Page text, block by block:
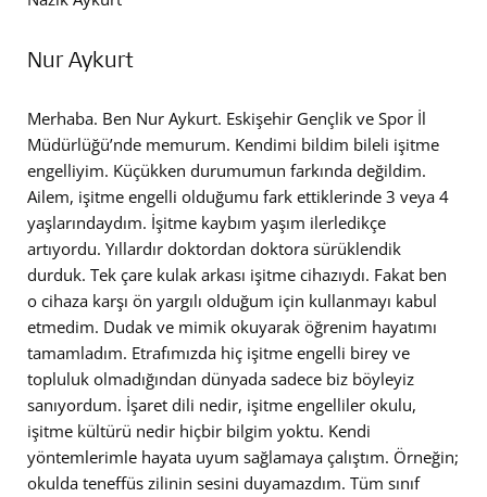
Nur Aykurt
Merhaba. Ben Nur Aykurt. Eskişehir Gençlik ve Spor İl
Müdürlüğü’nde memurum. Kendimi bildim bileli işitme
engelliyim. Küçükken durumumun farkında değildim.
Ailem, işitme engelli olduğumu fark ettiklerinde 3 veya 4
yaşlarındaydım. İşitme kaybım yaşım ilerledikçe
artıyordu. Yıllardır doktordan doktora sürüklendik
durduk. Tek çare kulak arkası işitme cihazıydı. Fakat ben
o cihaza karşı ön yargılı olduğum için kullanmayı kabul
etmedim. Dudak ve mimik okuyarak öğrenim hayatımı
tamamladım. Etrafımızda hiç işitme engelli birey ve
topluluk olmadığından dünyada sadece biz böyleyiz
sanıyordum. İşaret dili nedir, işitme engelliler okulu,
işitme kültürü nedir hiçbir bilgim yoktu. Kendi
yöntemlerimle hayata uyum sağlamaya çalıştım. Örneğin;
okulda teneffüs zilinin sesini duyamazdım. Tüm sınıf